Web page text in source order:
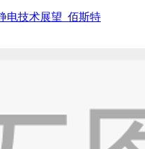
电技术展望_佰斯特